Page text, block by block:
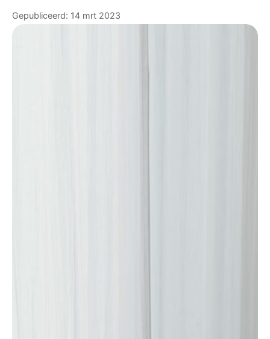
Gepubliceerd: 14 mrt 2023